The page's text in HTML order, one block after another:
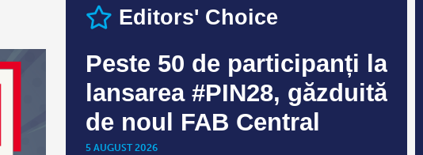
Editors' Choice
Peste 50 de participanți la
lansarea #PIN28, găzduită
de noul FAB Central
5 AUGUST 2026